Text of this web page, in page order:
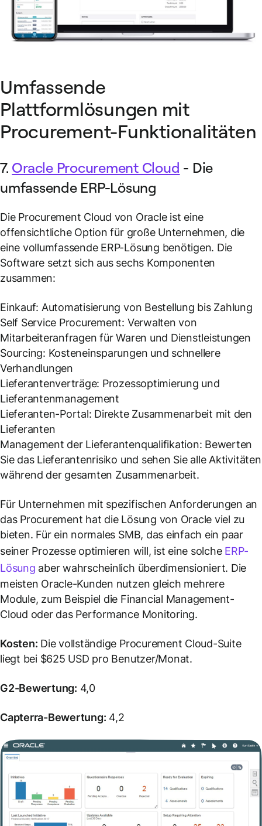
Umfassende
Plattformlösungen mit
Procurement-Funktionalitäten
7. Oracle Procurement Cloud - Die
umfassende ERP-Lösung
Die Procurement Cloud von Oracle ist eine
offensichtliche Option für große Unternehmen, die
eine vollumfassende ERP-Lösung benötigen. Die
Software setzt sich aus sechs Komponenten
zusammen:
Einkauf: Automatisierung von Bestellung bis Zahlung
Self Service Procurement: Verwalten von
Mitarbeiteranfragen für Waren und Dienstleistungen
Sourcing: Kosteneinsparungen und schnellere
Verhandlungen
Lieferantenverträge: Prozessoptimierung und
Lieferantenmanagement
Lieferanten-Portal: Direkte Zusammenarbeit mit den
Lieferanten
Management der Lieferantenqualifikation: Bewerten
Sie das Lieferantenrisiko und sehen Sie alle Aktivitäten
während der gesamten Zusammenarbeit.
Für Unternehmen mit spezifischen Anforderungen an
das Procurement hat die Lösung von Oracle viel zu
bieten. Für ein normales SMB, das einfach ein paar
seiner Prozesse optimieren will, ist eine solche ERP-
Lösung aber wahrscheinlich überdimensioniert. Die
meisten Oracle-Kunden nutzen gleich mehrere
Module, zum Beispiel die Financial Management-
Cloud oder das Performance Monitoring.
Kosten: Die vollständige Procurement Cloud-Suite
liegt bei $625 USD pro Benutzer/Monat.
G2-Bewertung: 4,0
Capterra-Bewertung: 4,2